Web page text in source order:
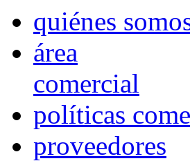
quiénes
área
comercial
políticas
proveedores